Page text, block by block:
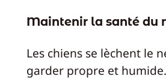
Maintenir la santé du
Les chiens se lèchent le
garder propre et